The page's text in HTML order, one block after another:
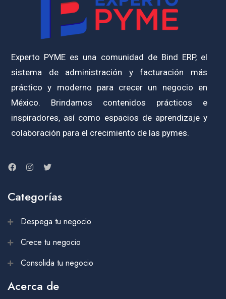
Experto PYME es una comunidad de Bind ERP, el
sistema de administración y facturación más
práctico y moderno para crecer un negocio en
México. Brindamos contenidos prácticos e
inspiradores, así como espacios de aprendizaje y
colaboración para el crecimiento de las pymes.
Categorías
Despega tu negocio
Crece tu negocio
Consolida tu negocio
Acerca de